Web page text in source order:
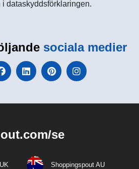
i dataskyddsförklaringen.
sociala medier
se
Shoppingspout AU